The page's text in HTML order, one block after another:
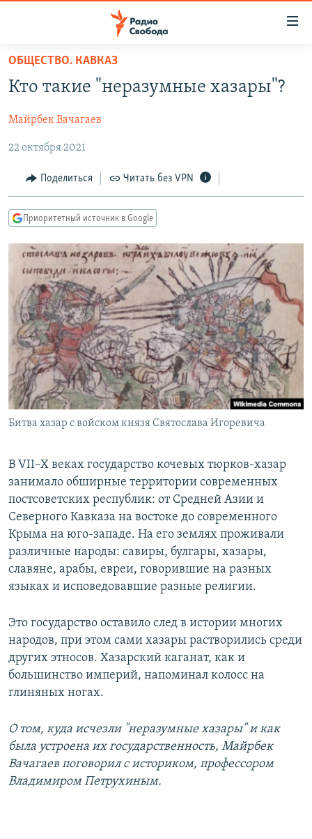
упрощенного
доступа
содержанию
Вернутся
главной
навигации
Вернутся
поиску
АВТОРСКИЕ ПРОЕКТЫ
ЦИТАТЫ СВОБОДЫ
МНЕНИЯ
КУЛЬТУРА
IDEL.РЕАЛИИ
КАВКАЗ.РЕАЛИИ
СЕВЕР.РЕАЛИИ
СИБИРЬ.РЕАЛИИ
РАСПИСАНИЕ ВЕЩАНИЯ
ПОДПИШИТЕСЬ НА РАССЫЛКУ
СОЦИАЛЬНЫЕ СЕТИ
Все сайты РСЕ/РС
ОБЩЕСТВО. КАВКАЗ
Кто такие "неразумные хазары"?
Майрбек Вачагаев
22 октября 2021
Поделиться Читать без VPN
Приоритетный источник в Google
Битва хазар с войском князя Святослава Игоревича
В VII–X веках государство кочевых тюрков-хазар
занимало обширные территории современных
постсоветских республик: от Средней Азии и
Северного Кавказа на востоке до современного
Крыма на юго-западе. На его землях проживали
различные народы: савиры, булгары, хазары,
славяне, арабы, евреи, говорившие на разных
языках и исповедовавшие разные религии.
Это государство оставило след в истории многих
народов, при этом сами хазары растворились среди
других этносов. Хазарский каганат, как и
большинство империй, напоминал колосс на
глиняных ногах.
О том, куда исчезли "неразумные хазары" и как
была устроена их государственность, Майрбек
Вачагаев поговорил с историком, профессором
Владимиром Петрухиным.